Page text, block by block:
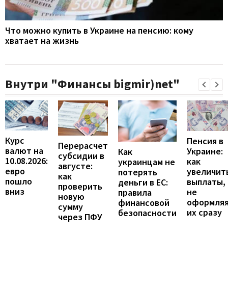
Что можно купить в Украине на пенсию: кому
хватает на жизнь
Внутри "Финансы bigmir)net"
Курс
валют на
10.08.2026:
евро
пошло
вниз
Перерасчет
субсидии в
августе:
как
проверить
новую
сумму
через ПФУ
Как
украинцам не
потерять
деньги в ЕС:
правила
финансовой
безопасности
Пенсия в
Украине:
как
выплаты,
не
их сразу